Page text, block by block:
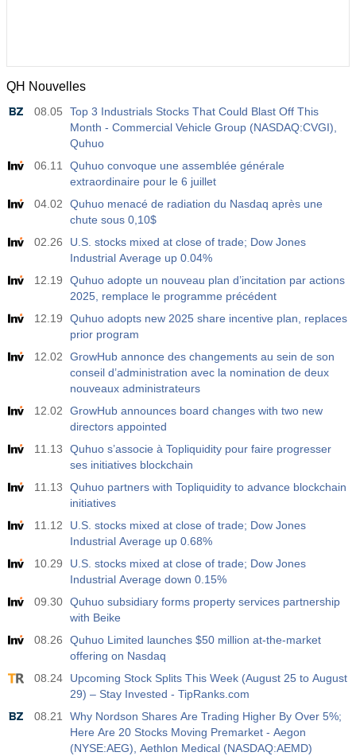
QH Nouvelles
08.05
Top 3 Industrials Stocks That Could Blast Off This
Month - Commercial Vehicle Group (NASDAQ:CVGI),
Quhuo
06.11
Quhuo convoque une assemblée générale
extraordinaire pour le 6 juillet
04.02
Quhuo menacé de radiation du Nasdaq après une
chute sous 0,10$
02.26
U.S. stocks mixed at close of trade; Dow Jones
Industrial Average up 0.04%
12.19
Quhuo adopte un nouveau plan d’incitation par actions
2025, remplace le programme précédent
12.19
Quhuo adopts new 2025 share incentive plan, replaces
prior program
12.02
GrowHub annonce des changements au sein de son
conseil d’administration avec la nomination de deux
nouveaux administrateurs
12.02
GrowHub announces board changes with two new
directors appointed
11.13
Quhuo s’associe à Topliquidity pour faire progresser
ses initiatives blockchain
11.13
Quhuo partners with Topliquidity to advance blockchain
initiatives
11.12
U.S. stocks mixed at close of trade; Dow Jones
Industrial Average up 0.68%
10.29
U.S. stocks mixed at close of trade; Dow Jones
Industrial Average down 0.15%
09.30 Quhuo subsidiary forms property services partnership
with Beike
08.26
Quhuo Limited launches $50 million at-the-market
offering on Nasdaq
08.24
Upcoming Stock Splits This Week (August 25 to August
29) – Stay Invested - TipRanks.com
08.21
Why Nordson Shares Are Trading Higher By Over 5%;
Here Are 20 Stocks Moving Premarket - Aegon
(NYSE:AEG), Aethlon Medical (NASDAQ:AEMD)